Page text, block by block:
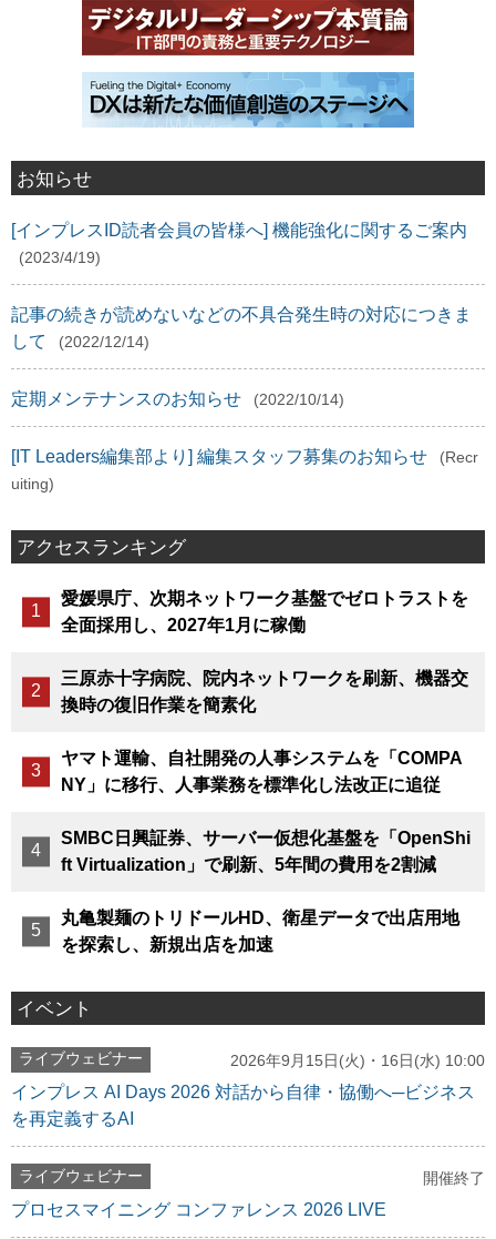
お知らせ
[インプレスID読者会員の皆様へ] 機能強化に関するご案内
(2023/4/19)
記事の続きが読めないなどの不具合発生時の対応につきま
して
(2022/12/14)
定期メンテナンスのお知らせ (2022/10/14)
[IT Leaders編集部より] 編集スタッフ募集のお知らせ
(Recr
uiting)
アクセスランキング
愛媛県庁、次期ネットワーク基盤でゼロトラストを
全面採用し、2027年1月に稼働
三原赤十字病院、院内ネットワークを刷新、機器交
換時の復旧作業を簡素化
ヤマト運輸、自社開発の人事システムを「COMPA
NY」に移行、人事業務を標準化し法改正に追従
SMBC日興証券、サーバー仮想化基盤を「OpenShi
ft Virtualization」で刷新、5年間の費用を2割減
丸亀製麺のトリドールHD、衛星データで出店用地
を探索し、新規出店を加速
イベント
ライブウェビナー 2026年9月15日(火)・16日(水) 10:00
インプレス AI Days 2026 対話から自律・協働へ─ビジネス
を再定義するAI
ライブウェビナー 開催終了
プロセスマイニング コンファレンス 2026 LIVE